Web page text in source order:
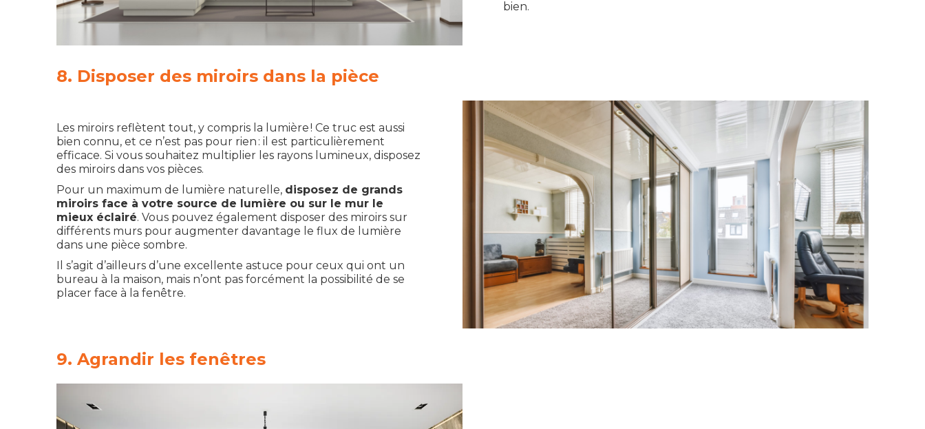
bien.
8. Disposer des miroirs dans la pièce
Les miroirs reflètent tout, y compris la lumière ! Ce truc est aussi
bien connu, et ce n’est pas pour rien : il est particulièrement
efficace. Si vous souhaitez multiplier les rayons lumineux, disposez
des miroirs dans vos pièces.
Pour un maximum de lumière naturelle, disposez de grands
miroirs face à votre source de lumière ou sur le mur le
mieux éclairé. Vous pouvez également disposer des miroirs sur
différents murs pour augmenter davantage le flux de lumière
dans une pièce sombre.
Il s’agit d’ailleurs d’une excellente astuce pour ceux qui ont un
bureau à la maison, mais n’ont pas forcément la possibilité de se
placer face à la fenêtre.
9. Agrandir les fenêtres